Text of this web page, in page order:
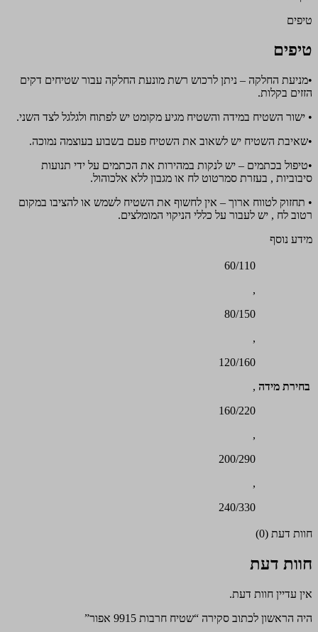
טיפים
טיפים
•מניעת החלקה – ניתן לרכוש רשת מונעת החלקה עבור שטיחים דקים
הזזים בקלות.
• ישור השטיח במידה והשטיח מגיע מקומט יש לפתוח ולגלגל לצד השני.
•שאיבת השטיח יש לשאוב את השטיח פעם בשבוע בעוצמה נמוכה.
•טיפול בכתמים – יש לנקות במהירות את הכתמים על ידי תנועות
סיבוביות , בעזרת סמרטוט לח או מגבון ללא אלכוהול.
• תחזוק לטווח ארוך – אין לחשוף את השטיח לשמש או להציבו במקום
רטוב לח , יש לעבור על כללי הניקוי המומלצים.
מידע נוסף
בחירת מידה
60/110
,
80/150
,
120/160
,
160/220
,
200/290
,
240/330
חוות דעת (0)
חוות דעת
אין עדיין חוות דעת.
היה הראשון לכתוב סקירה “שטיח חרבות 9915 אפור”